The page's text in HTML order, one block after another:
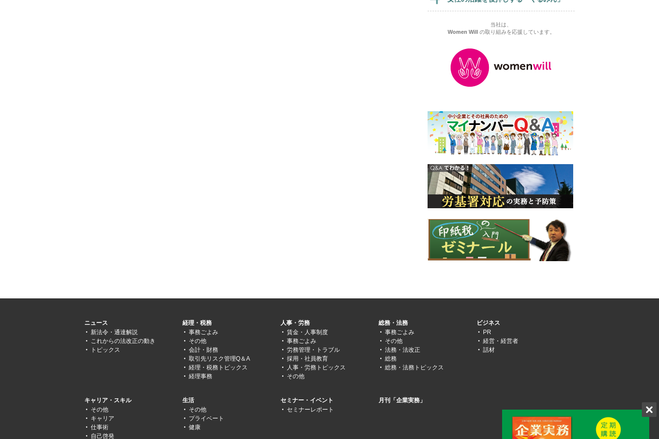
当社は、
Women Willの取り組みを応援しています。
ニュース
新法令・通達解説
これからの法改正の動き
トピックス
経理・税務
事務ごよみ
その他
会計・財務
取引先リスク管理Q＆A
経理・税務トピックス
経理事務
人事・労務
賃金・人事制度
事務ごよみ
労務管理・トラブル
採用・社員教育
人事・労務トピックス
その他
総務・法務
事務ごよみ
その他
法務・法改正
総務
総務・法務トピックス
ビジネス
PR
経営・経営者
話材
キャリア・スキル
その他
キャリア
仕事術
自己啓発
生活
その他
プライベート
健康
セミナー・イベント
セミナーレポート
月刊「企業実務」